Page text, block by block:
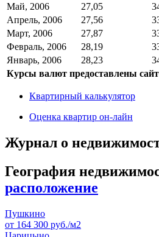
Май, 2006
27,05
Апрель, 2006
27,56
Март, 2006
27,87
Февраль, 2006
28,19
Январь, 2006
28,23
Курсы валют предоставлены
Квартирный калькулятор
Оценка квартир он-лайн
Журнал о
География
расположение
Пушкино
от 164 300 руб./м2